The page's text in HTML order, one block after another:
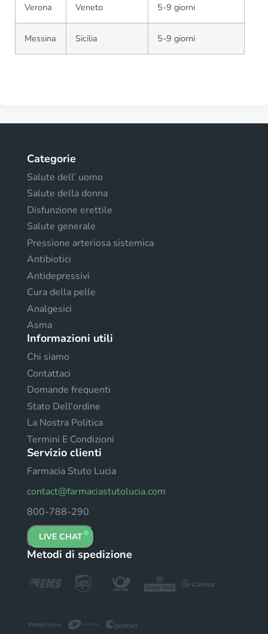
Verona Veneto 5-9 giorni
Messina Sicilia 5-9 giorni
Categorie
Salute dell’ uomo
Salute della donna
Disfunzione erettile
Salute generale
Pressione arteriosa sistemica
Antibiotici
Antidepressivi
Cura della pelle
Analgesici
Asma
Informazioni utili
Chi siamo
Contattaci
Domande frequenti
Stato Dell'ordine
La Nostra Politica
Termini E Condizioni
Servizio clienti
Farmacia Stuto Lucia
contact@farmaciastutolucia.com
800-788-290
LIVE CHAT
Metodi di spedizione